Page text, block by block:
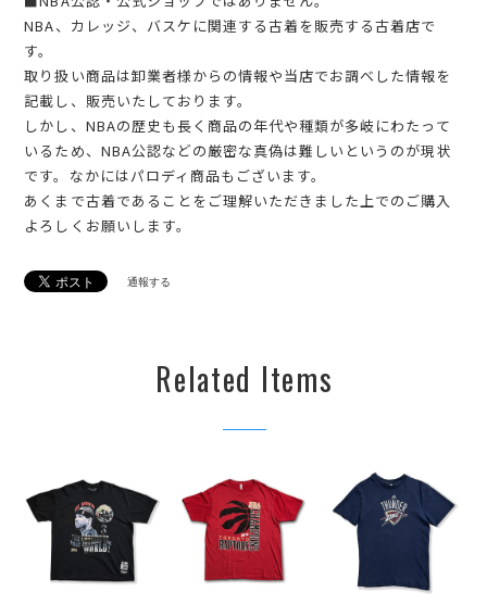
NBA、カレッジ、バスケに関連する古着を販売する古着店で
す。
取り扱い商品は卸業者様からの情報や当店でお調べした情報を
記載し、販売いたしております。
しかし、NBAの歴史も長く商品の年代や種類が多岐にわたって
いるため、NBA公認などの厳密な真偽は難しいというのが現状
です。なかにはパロディ商品もございます。
あくまで古着であることをご理解いただきました上でのご購入
よろしくお願いします。
通報する
Related Items